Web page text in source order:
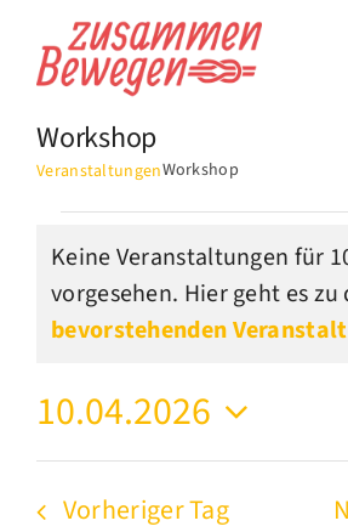
Inhalt
springen
Workshop
VeranstaltungenWorkshop
Veranstaltungen
für
10.
April
2026
Hinweis
Keine Veranstaltungen für
vorgesehen. Hier geht es zu
bevorstehenden
10.04.2026
Datum
wählen.
Vorheriger Tag